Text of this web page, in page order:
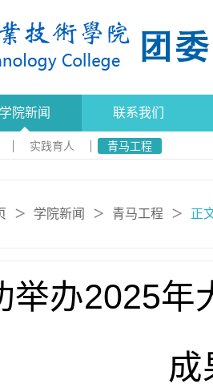
学院新闻 联系我们
实践育人 青马工程
＞ 学院新闻 ＞ 青马工程 ＞ 正
举办2025年
成